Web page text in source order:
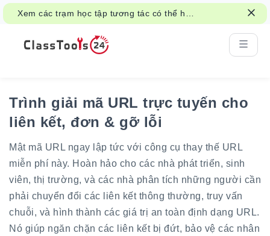
Xem các trạm học tập tương tác có thể hỗ
trợ hoạt động lớp học và chỉnh sửa như thế
nào.
Trình giải mã URL trực tuyến cho
liên kết, đơn & gỡ lỗi
Mật mã URL ngay lập tức với công cụ thay thế URL
miễn phí này. Hoàn hảo cho các nhà phát triển, sinh
viên, thị trường, và các nhà phân tích những người cần
phải chuyển đổi các liên kết thông thường, truy vấn
chuỗi, và hình thành các giá trị an toàn định dạng URL.
Nó giúp ngăn chặn các liên kết bị đứt, bảo vệ các nhân